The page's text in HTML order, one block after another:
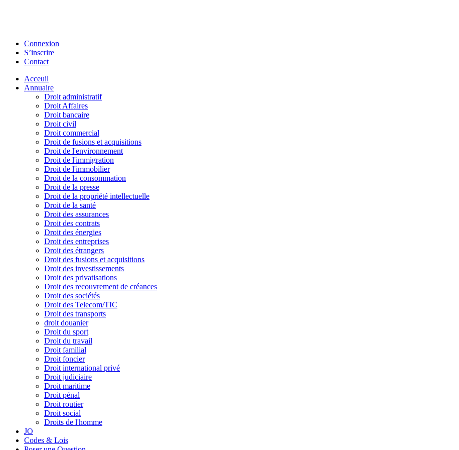
Connexion
S’inscrire
Contact
Acceuil
Annuaire
Droit administratif
Droit Affaires
Droit bancaire
Droit civil
Droit commercial
Droit de fusions et acquisitions
Droit de l'environnement
Droit de l'immigration
Droit de l'immobilier
Droit de la consommation
Droit de la presse
Droit de la propriété intellectuelle
Droit de la santé
Droit des assurances
Droit des contrats
Droit des énergies
Droit des entreprises
Droit des étrangers
Droit des fusions et acquisitions
Droit des investissements
Droit des privatisations
Droit des recouvrement de créances
Droit des sociétés
Droit des Telecom/TIC
Droit des transports
droit douanier
Droit du sport
Droit du travail
Droit familial
Droit foncier
Droit international privé
Droit judiciaire
Droit maritime
Droit pénal
Droit routier
Droit social
Droits de l'homme
JO
Codes & Lois